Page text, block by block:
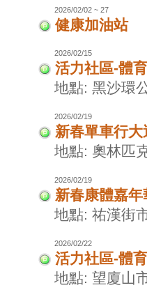
2026/02/02 ~ 27
健康加油站
2026/02/15
活力社區-體
地點: 黑沙環
2026/02/19
新春單車行大
地點: 奧林匹
2026/02/19
新春康體嘉年
地點: 祐漢街
2026/02/22
活力社區-體
地點: 望廈山